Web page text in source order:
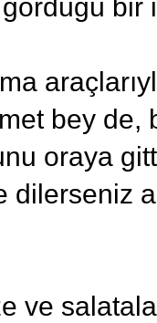
bey de,
oraya
dilerseniz
ve